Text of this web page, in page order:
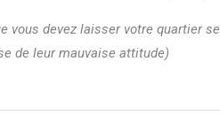
vous devez laisser votre quartier se
de leur mauvaise attitude)